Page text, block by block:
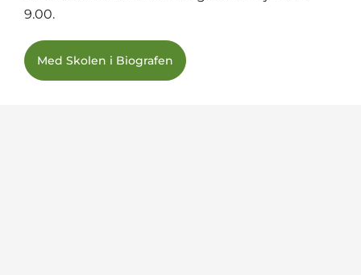
9.00.
Med Skolen i Biografen